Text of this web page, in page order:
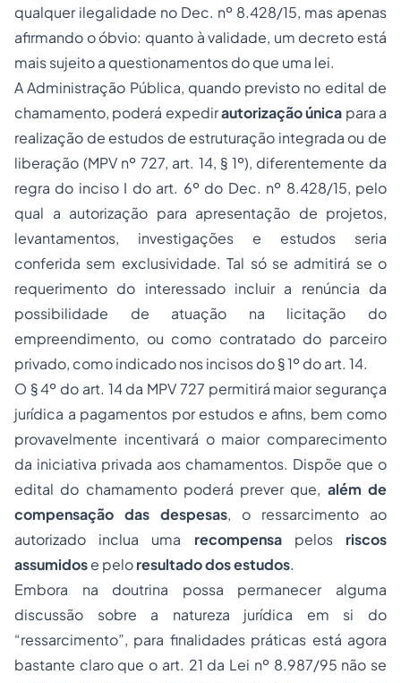
qualquer ilegalidade no Dec. nº 8.428/15, mas apenas
afirmando o óbvio: quanto à validade, um decreto está
mais sujeito a questionamentos do que uma lei.
A Administração Pública, quando previsto no edital de
chamamento, poderá expedirautorização única para a
realização de estudos de estruturação integrada ou de
liberação (MPV nº 727, art. 14, § 1º), diferentemente da
regra do inciso I do art. 6º do Dec. nº 8.428/15, pelo
qual a autorização para apresentação de projetos,
levantamentos, investigações e estudos seria
conferida sem exclusividade. Tal só se admitirá se o
requerimento do interessado incluir a renúncia da
possibilidade de atuação na licitação do
empreendimento, ou como contratado do parceiro
privado, como indicado nos incisos do § 1º do art. 14.
O § 4º do art. 14 da MPV 727 permitirá maior segurança
jurídica a pagamentos por estudos e afins, bem como
provavelmente incentivará o maior comparecimento
da iniciativa privada aos chamamentos. Dispõe que o
edital do chamamento poderá prever que, além de
compensação das despesas, o ressarcimento ao
autorizado inclua uma recompensapelos riscos
assumidose peloresultado dos estudos.
Embora na doutrina possa permanecer alguma
discussão sobre a natureza jurídica em si do
“ressarcimento”, para finalidades práticas está agora
bastante claro que o art. 21 da Lei nº 8.987/95 não se